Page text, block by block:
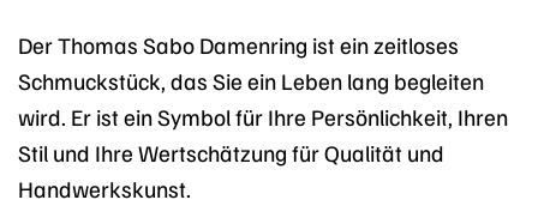
Der Thomas Sabo Damenring ist ein zeitloses
Schmuckstück, das Sie ein Leben lang begleiten
wird. Er ist ein Symbol für Ihre Persönlichkeit, Ihren
Stil und Ihre Wertschätzung für Qualität und
Handwerkskunst.